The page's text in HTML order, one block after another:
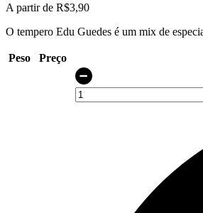
A partir de R$3,90
O tempero Edu Guedes é um mix de
Peso Preço